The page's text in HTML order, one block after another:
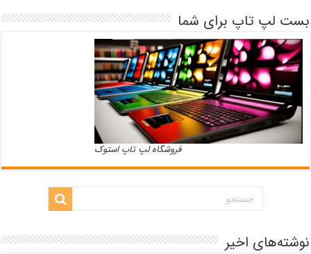
بست لپ تاپ برای شما
فروشگاه لپ تاپ استوک
نوشته‌های اخیر